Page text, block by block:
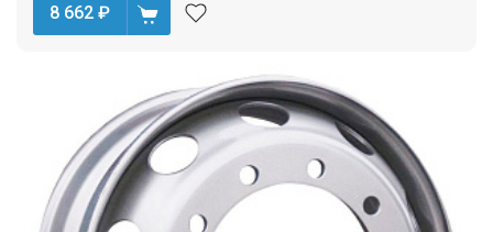
8 662 ₽